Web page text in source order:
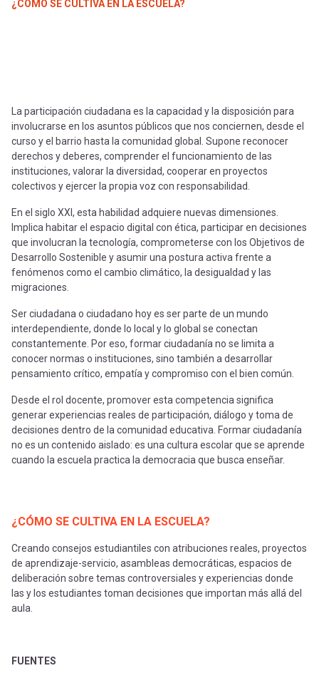
cuenta
Menú
entrar
a
mi
cuenta
¿CÓMO SE CULTIVA EN LA ESCUELA?
La participación ciudadana es la capacidad y la disposición para
involucrarse en los asuntos públicos que nos conciernen, desde el
curso y el barrio hasta la comunidad global. Supone reconocer
derechos y deberes, comprender el funcionamiento de las
instituciones, valorar la diversidad, cooperar en proyectos
colectivos y ejercer la propia voz con responsabilidad.
En el siglo XXI, esta habilidad adquiere nuevas dimensiones.
Implica habitar el espacio digital con ética, participar en decisiones
que involucran la tecnología, comprometerse con los Objetivos de
Desarrollo Sostenible y asumir una postura activa frente a
fenómenos como el cambio climático, la desigualdad y las
migraciones.
Ser ciudadana o ciudadano hoy es ser parte de un mundo
interdependiente, donde lo local y lo global se conectan
constantemente. Por eso, formar ciudadanía no se limita a
conocer normas o instituciones, sino también a desarrollar
pensamiento crítico, empatía y compromiso con el bien común.
Desde el rol docente, promover esta competencia significa
generar experiencias reales de participación, diálogo y toma de
decisiones dentro de la comunidad educativa. Formar ciudadanía
no es un contenido aislado: es una cultura escolar que se aprende
cuando la escuela practica la democracia que busca enseñar.
¿CÓMO SE CULTIVA EN LA ESCUELA?
Creando consejos estudiantiles con atribuciones reales, proyectos
de aprendizaje-servicio, asambleas democráticas, espacios de
deliberación sobre temas controversiales y experiencias donde
las y los estudiantes toman decisiones que importan más allá del
aula.
FUENTES